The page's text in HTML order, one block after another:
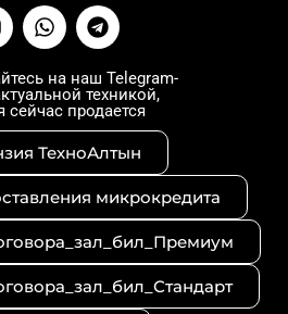
W
h
t
s
a
p
p
T
e
e
g
r
a
m
на наш Telegram-
техникой,
сейчас продается
ТехноАлтын
микрокредита